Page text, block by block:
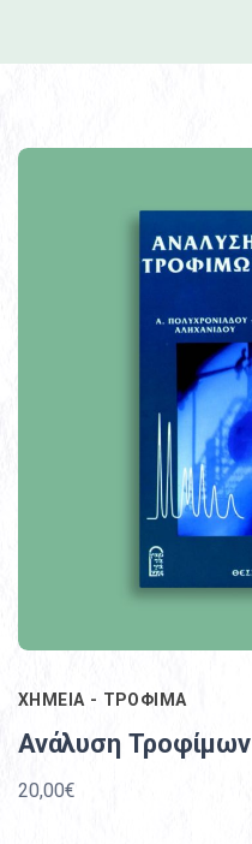
ΧΗΜΕΙΑ - ΤΡΟΦΙΜΑ
Ανάλυση Τροφίμων
20,00€